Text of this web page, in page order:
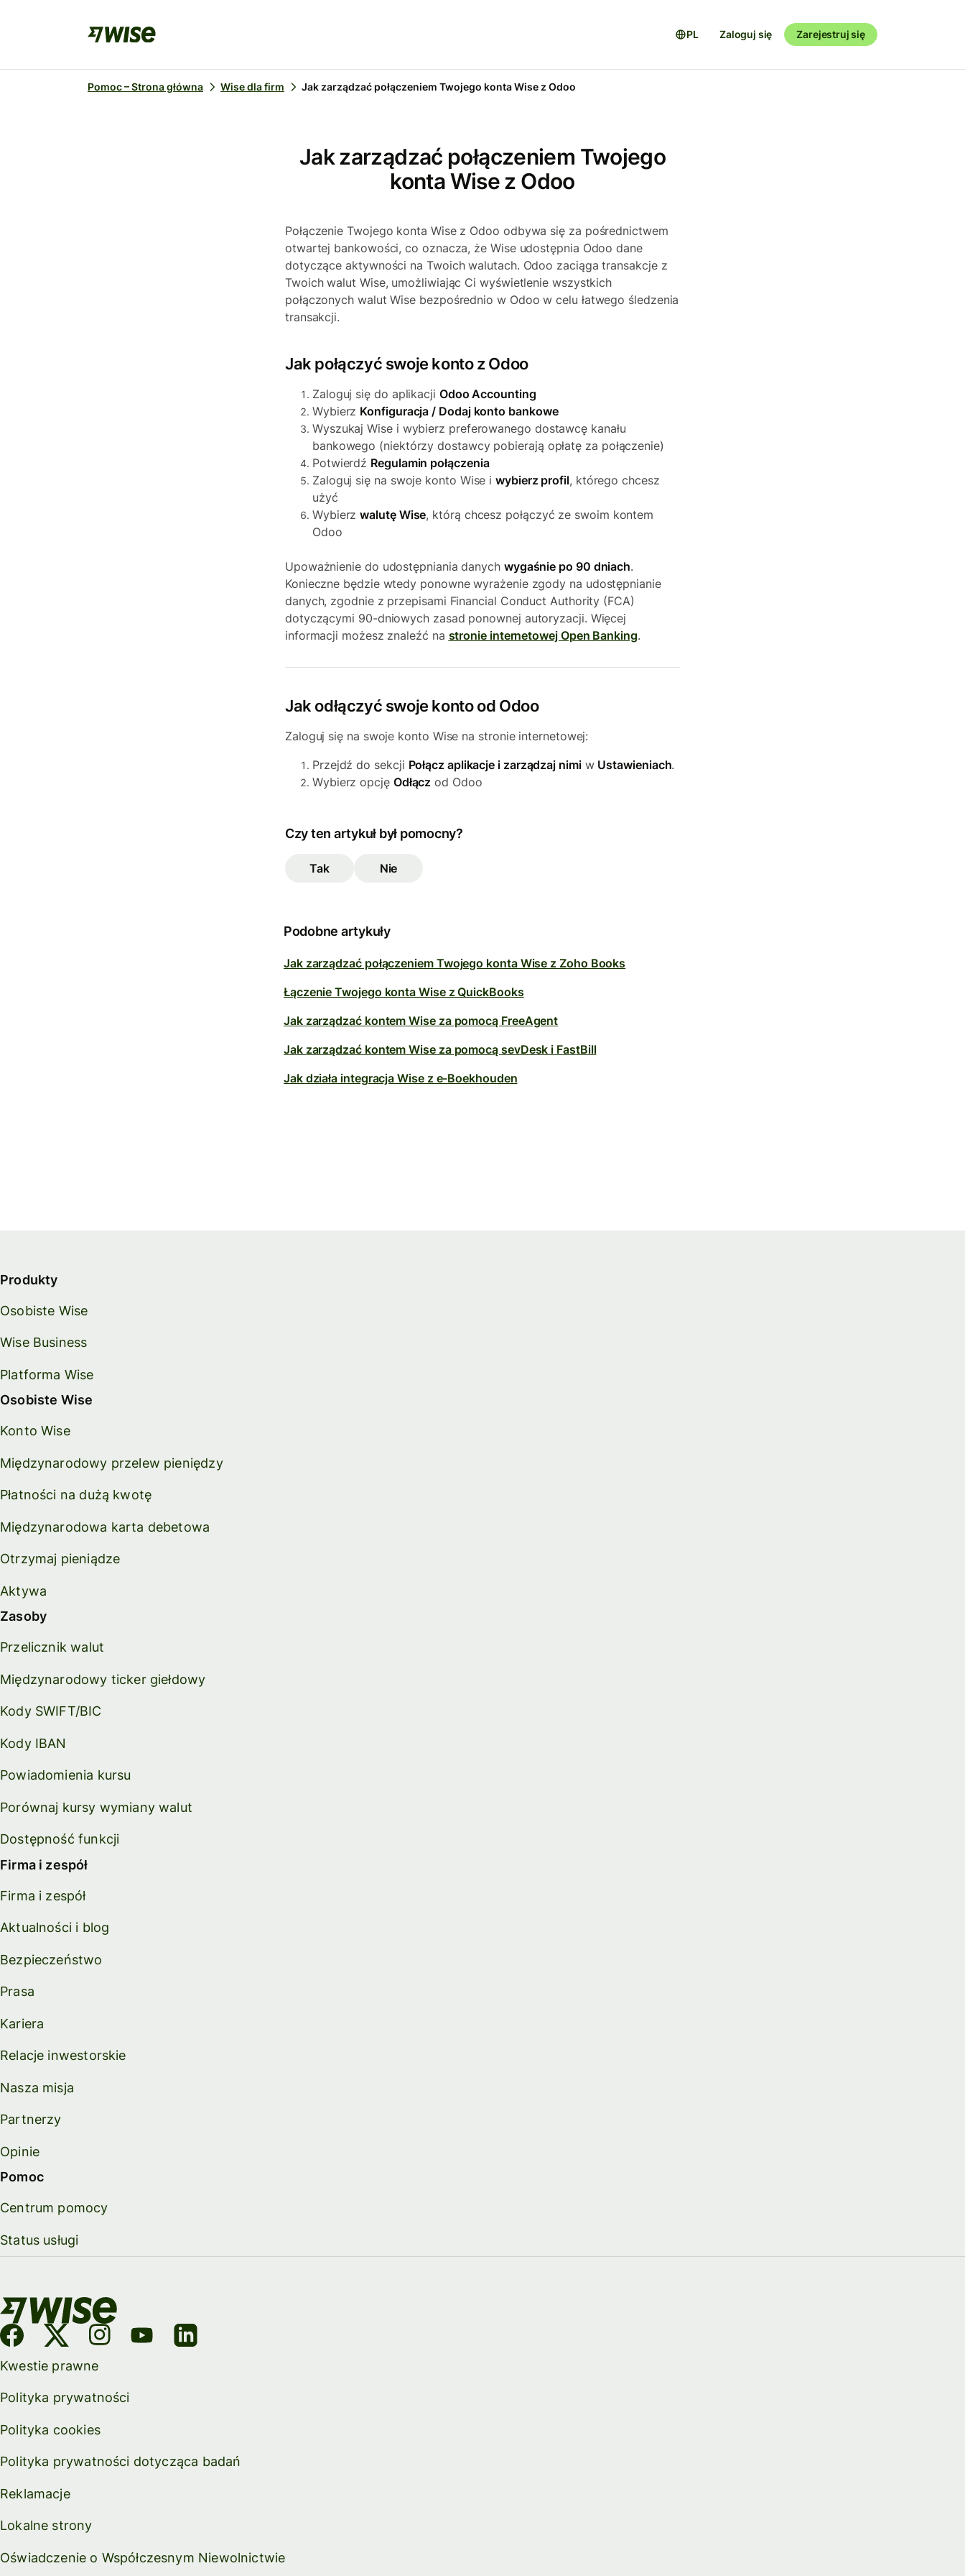
PL Zaloguj się Zarejestruj się
Pomoc – Strona główna Wise dla firm Jak zarządzać połączeniem Twojego konta Wise z Odoo
Jak zarządzać połączeniem Twojego
konta Wise z Odoo
Połączenie Twojego konta Wise z Odoo odbywa się za pośrednictwem
otwartej bankowości, co oznacza, że Wise udostępnia Odoo dane
dotyczące aktywności na Twoich walutach. Odoo zaciąga transakcje z
Twoich walut Wise, umożliwiając Ci wyświetlenie wszystkich
połączonych walut Wise bezpośrednio w Odoo w celu łatwego śledzenia
transakcji.
Jak połączyć swoje konto z Odoo
Zaloguj się do aplikacji Odoo Accounting
Wybierz Konfiguracja / Dodaj konto bankowe
Wyszukaj Wise i wybierz preferowanego dostawcę kanału
bankowego (niektórzy dostawcy pobierają opłatę za połączenie)
Potwierdź Regulamin połączenia
Zaloguj się na swoje konto Wise iwybierz profil, którego chcesz
użyć
Wybierzwalutę Wise, którą chcesz połączyć ze swoim kontem
Odoo
Upoważnienie do udostępniania danych wygaśnie po 90 dniach.
Konieczne będzie wtedy ponowne wyrażenie zgody na udostępnianie
danych, zgodnie z przepisami Financial Conduct Authority (FCA)
dotyczącymi 90-dniowych zasad ponownej autoryzacji. Więcej
informacji możesz znaleźć na stronie internetowej Open Banking.
Jak odłączyć swoje konto od Odoo
Zaloguj się na swoje konto Wise na stronie internetowej:
Przejdź do sekcji Połącz aplikacje i zarządzaj nimiw Ustawieniach.
Wybierz opcję Odłącz od Odoo
Czy ten artykuł był pomocny?
Tak Nie
Podobne artykuły
Jak zarządzać połączeniem Twojego konta Wise z Zoho Books
Łączenie Twojego konta Wise z QuickBooks
Jak zarządzać kontem Wise za pomocą FreeAgent
Jak zarządzać kontem Wise za pomocą sevDesk i FastBill
Jak działa integracja Wise z e-Boekhouden
Produkty
Osobiste Wise
Wise Business
Platforma Wise
Osobiste Wise
Konto Wise
Międzynarodowy przelew pieniędzy
Płatności na dużą kwotę
Międzynarodowa karta debetowa
Otrzymaj pieniądze
Aktywa
Zasoby
Przelicznik walut
Międzynarodowy ticker giełdowy
Kody SWIFT/BIC
Kody IBAN
Powiadomienia kursu
Porównaj kursy wymiany walut
Dostępność funkcji
Firma i zespół
Firma i zespół
Aktualności i blog
Bezpieczeństwo
Prasa
Kariera
Relacje inwestorskie
Nasza misja
Partnerzy
Opinie
Pomoc
Centrum pomocy
Status usługi
Kwestie prawne
Polityka prywatności
Polityka cookies
Polityka prywatności dotycząca badań
Reklamacje
Lokalne strony
Oświadczenie o Współczesnym Niewolnictwie